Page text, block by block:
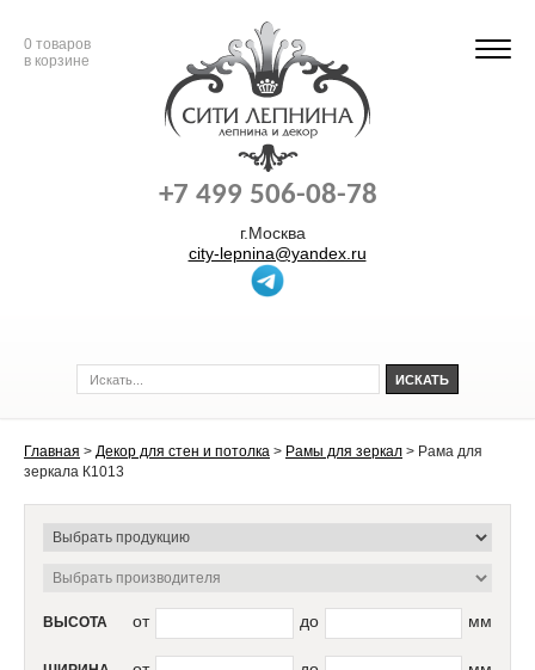
+7 499 506-08-78
0 товаров
в корзине
г.Москва
city-lepnina@yandex.ru
Главная > Декор для стен и потолка > Рамы для зеркал > Рама для
зеркала К1013
ВЫСОТА от до мм